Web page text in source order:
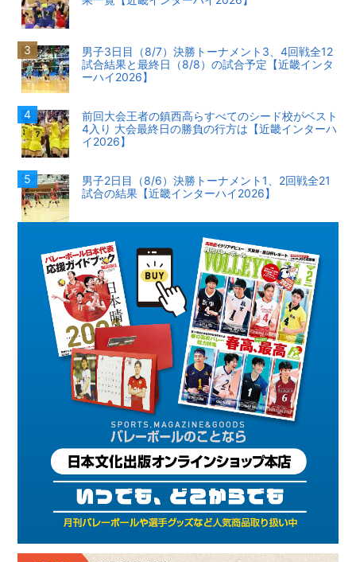
男子3日目（8/7）決勝トーナメント3、4回戦全12
試合結果と最終日（8/8）の試合予定【近畿インタ
ーハイ2026】
前回大会王者の鎮西高らすべてのシード校がベスト
4入り 大会最終日の勝負の行方は【近畿インターハ
イ2026】
男子2日目（8/6）決勝トーナメント1、2回戦全21
試合の結果【近畿インターハイ2026】